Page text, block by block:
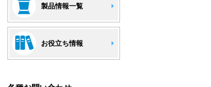
製品情報一覧
お役立ち情報